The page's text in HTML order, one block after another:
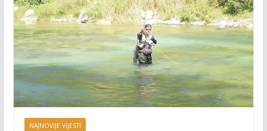
NAJNOVIJE VIJESTI